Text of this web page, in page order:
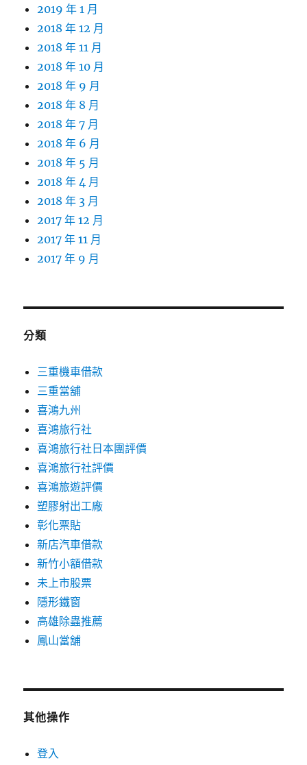
2019 年 1 月
2018 年 12 月
2018 年 11 月
2018 年 10 月
2018 年 9 月
2018 年 8 月
2018 年 7 月
2018 年 6 月
2018 年 5 月
2018 年 4 月
2018 年 3 月
2017 年 12 月
2017 年 11 月
2017 年 9 月
分類
三重機車借款
三重當舖
喜鴻九州
喜鴻旅行社
喜鴻旅行社日本團評價
喜鴻旅行社評價
喜鴻旅遊評價
塑膠射出工廠
彰化票貼
新店汽車借款
新竹小額借款
未上市股票
隱形鐵窗
高雄除蟲推薦
鳳山當舖
其他操作
登入